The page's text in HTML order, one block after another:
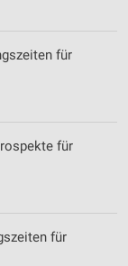
für
für
für